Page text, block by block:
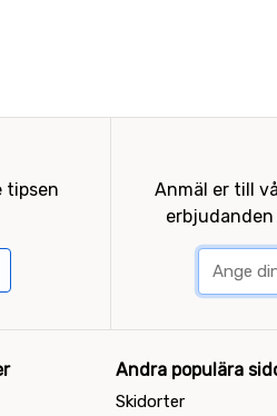
tipsen
Anmäl er till
Andra populära
Skidorter